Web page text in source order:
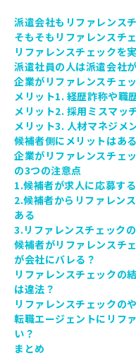
派遣会社もリファレンス
そもそもリファレンスチ
リファレンスチェックを
派遣社員の人は派遣会社
企業がリファレンスチェ
メリット1. 経歴詐称や職
メリット2. 採用ミスマッ
メリット3. 人材マネジメ
候補者側にメリットはあ
企業がリファレンスチェ
の3つの注意点
1.候補者が求人に応募す
2.候補者からリファレン
ある
3.リファレンスチェック
候補者がリファレンスチ
が会社にバレる？
リファレンスチェックの
は違法？
リファレンスチェックの
転職エージェントにリフ
い？
まとめ